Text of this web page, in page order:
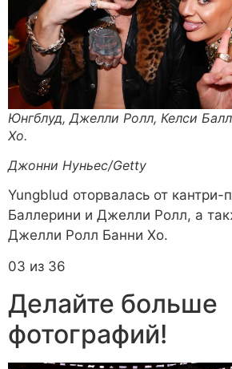
Юнгблуд, Джелли Ролл, Келси
Хо.
Джонни Нуньес/Getty
Yungblud оторвалась от кантри-
Баллерини и Джелли Ролл, а
Джелли Ролл Банни Хо.
03 из 36
Делайте больше
фотографий!